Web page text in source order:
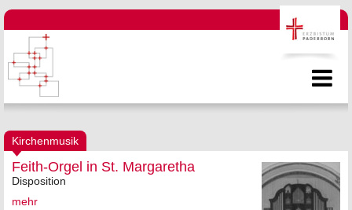
Kirchenmusik
Feith-Orgel in St. Margaretha
Disposition
mehr